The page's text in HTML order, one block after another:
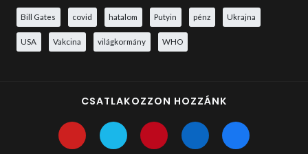
Bill Gates covid hatalom Putyin pénz Ukrajna
USA Vakcina világkormány WHO
CSATLAKOZZON HOZZÁNK